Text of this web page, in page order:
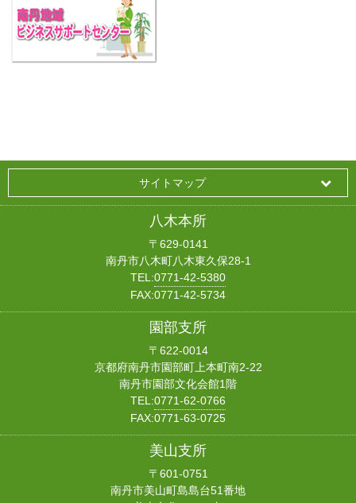
サイトマップ
八木本所
〒629-0141
南丹市八木町八木東久保28-1
TEL:0771-42-5380
FAX:0771-42-5734
園部支所
〒622-0014
京都府南丹市園部町上本町南2-22
南丹市園部文化会館1階
TEL:0771-62-0766
FAX:0771-63-0725
美山支所
〒601-0751
南丹市美山町島島台51番地